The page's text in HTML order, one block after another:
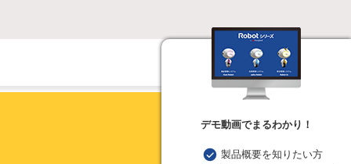
デモ動画でまるわかり！
製品概要を知りたい方